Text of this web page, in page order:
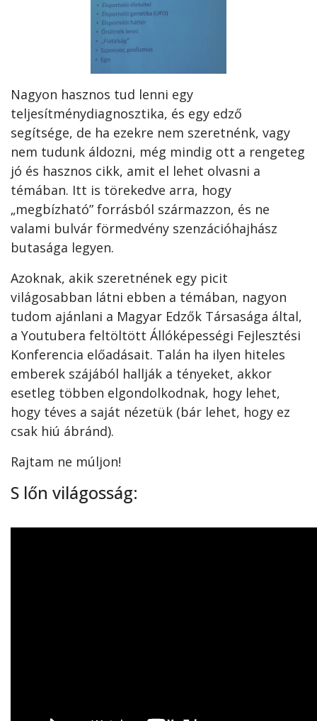
Nagyon hasznos tud lenni egy
teljesítménydiagnosztika, és egy edző
segítsége, de ha ezekre nem szeretnénk, vagy
nem tudunk áldozni, még mindig ott a rengeteg
jó és hasznos cikk, amit el lehet olvasni a
témában. Itt is törekedve arra, hogy
„megbízható” forrásból származzon, és ne
valami bulvár förmedvény szenzációhajhász
butasága legyen.
Azoknak, akik szeretnének egy picit
világosabban látni ebben a témában, nagyon
tudom ajánlani a Magyar Edzők Társasága által,
a Youtubera feltöltött Állóképességi Fejlesztési
Konferencia előadásait. Talán ha ilyen hiteles
emberek szájából hallják a tényeket, akkor
esetleg többen elgondolkodnak, hogy lehet,
hogy téves a saját nézetük (bár lehet, hogy ez
csak hiú ábránd).
Rajtam ne múljon!
S lőn világosság: